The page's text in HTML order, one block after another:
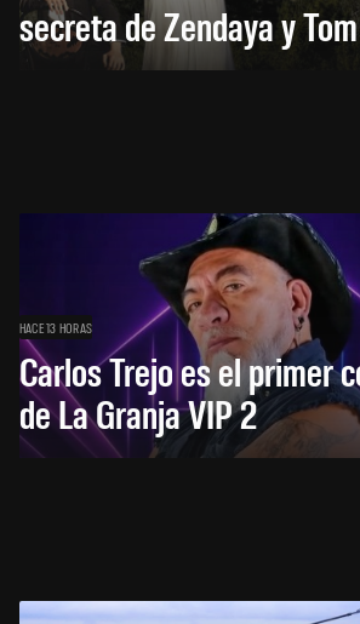
secreta de Zendaya y
HACE 13 HORAS
Carlos Trejo es el primer
de La Granja VIP 2